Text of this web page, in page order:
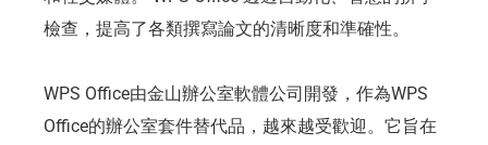
檢查，提高了各類撰寫論文的清晰度和準確性。
WPS Office由金山辦公室軟體公司開發，作為WPS
Office的辦公室套件替代品，越來越受歡迎。它旨在